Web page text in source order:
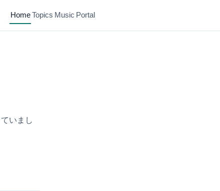
HomeTopics Music Portal
いまし